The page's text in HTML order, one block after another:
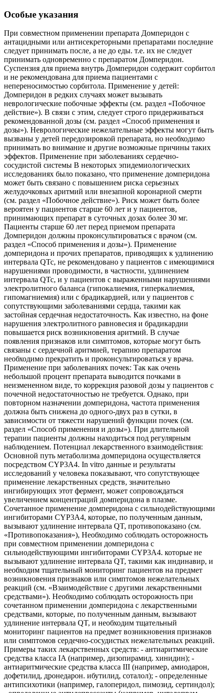
Особые указания
При совместном применении препарата Домперидон с
антацидными или антисекреторными препаратами последние
следует принимать после, а не до еды. т.е. их не следует
принимать одновременно с препаратом Домперидон.
Суспензия для приема внутрь Домперидон содержит сорбитол
и не рекомендована для приема пациентами с
непереносимостью сорбитола. Применение у детей:
Домперидон в редких случаях может вызывать
неврологические побочные эффекты (см. раздел «Побочное
действие»). В связи с этим, следует строго придерживаться
рекомендованной дозы (см. раздел «Способ применения и
дозы»). Неврологические нежелательные эффекты могут быть
вызваны у детей передозировкой препарата, но необходимо
принимать во внимание и другие возможные причины таких
эффектов. Применение при заболеваниях сердечно-
сосудистой системы В некоторых эпидемиологических
исследованиях было показано, что применение домперидона
может быть связано с повышением риска серьезных
желудочковых аритмий или внезапной коронарной смерти
(см. раздел «Побочное действие»). Риск может быть более
вероятен у пациентов старше 60 лет и у пациентов,
принимающих препарат в суточных дозах более 30 мг.
Пациенты старше 60 лет перед приемом препарата
Домперидон должны проконсультироваться с врачом (см.
раздел «Способ применения и дозы»). Применение
домперидона и прочих препаратов, приводящих к удлинению
интервала QTc, не рекомендовано у пациентов с имеющимися
нарушениями проводимости, в частности, удлинением
интервала QTc, и у пациентов с выраженными нарушениями
электролитного баланса (гипокалиемия, гиперкалиемия,
гипомагниемия) или с брадикардией, или у пациентов с
сопутствующими заболеваниями сердца, такими как
застойная сердечная недостаточность. Как известно, на фоне
нарушения электролитного равновесия и брадикардии
повышается риск возникновения аритмий. В случае
появления признаков или симптомов, которые могут быть
связаны с сердечной аритмией, терапию препаратом
необходимо прекратить и проконсультироваться у врача.
Применение при заболеваниях почек: Так как очень
небольшой процент препарата выводится почками в
неизмененном виде, то коррекция разовой дозы у пациентов с
почечной недостаточностью не требуется. Однако, при
повторном назначении домперидона, частота применения
должна быть снижена до одного-двух раз в сутки, в
зависимости от тяжести нарушений функции почек (см.
раздел «Способ применения и дозы»). При длительной
терапии пациенты должны находиться под регулярным
наблюдением. Потенциал лекарственного взаимодействия:
Основной путь метаболизма домперидона осуществляется
посредством CYP3A4. In vitro данные и результаты
исследований у человека показывают, что сопутствующее
применение лекарственных средств, значительно
ингибирующих этот фермент, может сопровождаться
увеличением концентраций домперидона в плазме.
Сочетанное применение домперидона с сильнодействующими
ингибиторами CYP3A4, которые, по полученным данным,
вызывают удлинение интервала QT, противопоказано (см.
«Противопоказания»), Необходимо соблюдать осторожность
при совместном применении домперидона с
сильнодействующими ингибиторами CYP3A4. которые не
вызывают удлинение интервала QT, такими как индинавир, и
необходим тщательный мониторинг пациентов на предмет
возникновения признаков или симптомов нежелательных
реакций (см. «Взаимодействие с другими лекарственными
средствами»). Необходимо соблюдать осторожность при
сочетанном применении домперидона с лекарственными
средствами, которые, по полученным данным, вызывают
удлинение интервала QT, и необходим тщательный
мониторинг пациентов на предмет возникновения признаков
или симптомов сердечно-сосудистых нежелательных реакций.
Примеры таких лекарственных средств: - антиаритмические
средства класса IA (например, дизопирамид. хинидин); -
антиаритмические средства класса III (например, амиодарон,
дофетилид, дронедарон. ибутилид, соталол); - определенные
антипсихотики (например, галоперидол, пимозид, сертиндол);